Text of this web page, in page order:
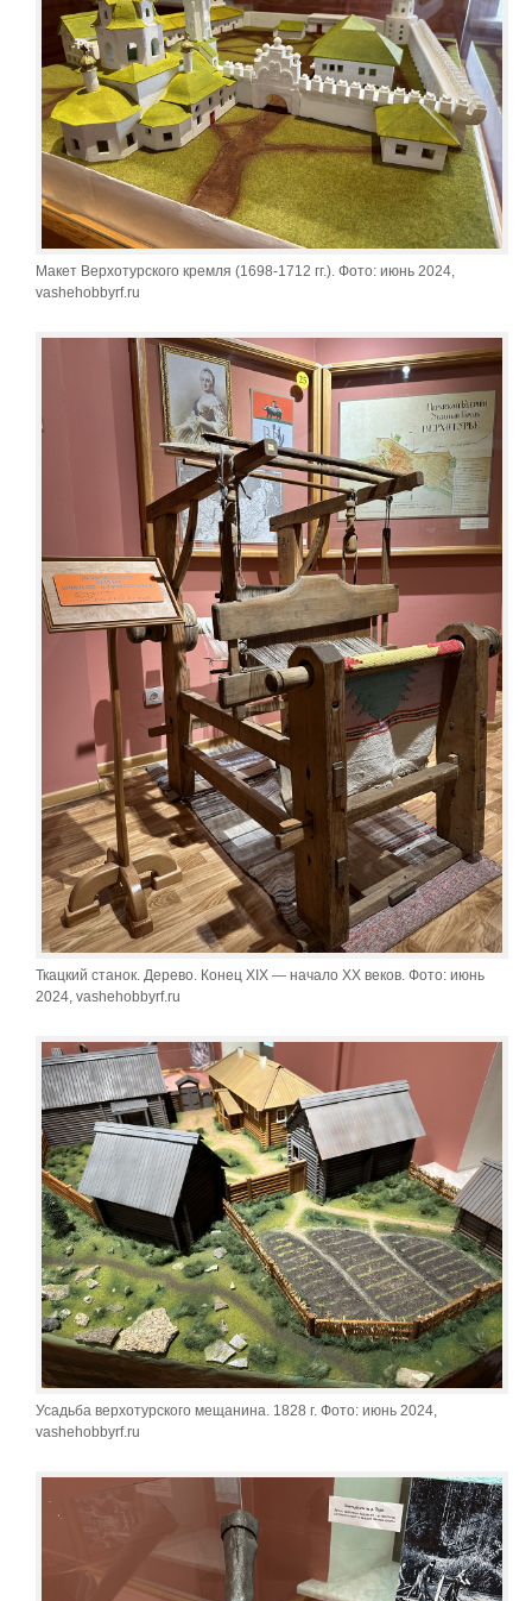
Макет Верхотурского кремля (1698-1712 гг.). Фото: июнь 2024,
vashehobbyrf.ru
Ткацкий станок. Дерево. Конец XIX — начало XX веков. Фото: июнь
2024, vashehobbyrf.ru
Усадьба верхотурского мещанина. 1828 г. Фото: июнь 2024,
vashehobbyrf.ru